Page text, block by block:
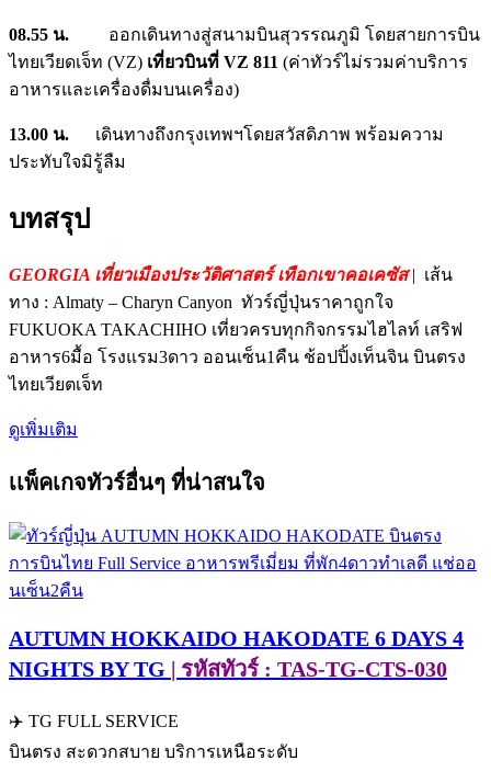
08.55 น. ออกเดินทางสู่สนามบินสุวรรณภูมิ โดยสายการบิน
ไทยเวียดเจ็ท (VZ) เที่ยวบินที่ VZ 811 (ค่าทัวร์ไม่รวมค่าบริการ
อาหารและเครื่องดื่มบนเครื่อง)
13.00 น. เดินทางถึงกรุงเทพฯโดยสวัสดิภาพ พร้อมความ
ประทับใจมิรู้ลืม
บทสรุป
GEORGIA เที่ยวเมืองประวัติศาสตร์ เทือกเขาคอเคซัส | เส้น
ทาง : Almaty – Charyn Canyon ทัวร์ญี่ปุ่นราคาถูกใจ
FUKUOKA TAKACHIHO เที่ยวครบทุกกิจกรรมไฮไลท์ เสริฟ
อาหาร6มื้อ โรงแรม3ดาว ออนเซ็น1คืน ช้อปปิ้งเท็นจิน บินตรง
ไทยเวียตเจ็ท
ดูเพิ่มเติม
เเพ็คเกจทัวร์อื่นๆ ที่น่าสนใจ
AUTUMN HOKKAIDO HAKODATE 6 DAYS 4
NIGHTS BY TG | รหัสทัวร์ : TAS-TG-CTS-030
✈️ TG FULL SERVICE
บินตรง สะดวกสบาย บริการเหนือระดับ